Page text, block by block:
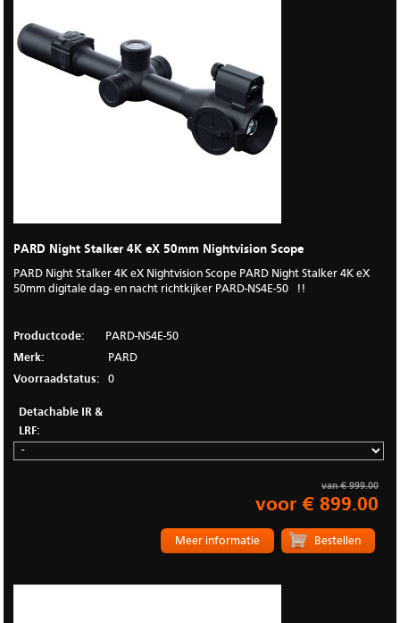
PARD Night Stalker 4K eX 50mm Nightvision Scope
PARD Night Stalker 4K eX Nightvision Scope PARD Night Stalker 4K eX
50mm digitale dag- en nacht richtkijker PARD-NS4E-50 !!
Productcode:
PARD-NS4E-50
Merk:
PARD
Voorraadstatus:
0
Detachable IR &
LRF:
van € 999.00
voor € 899.00
Meer informatie